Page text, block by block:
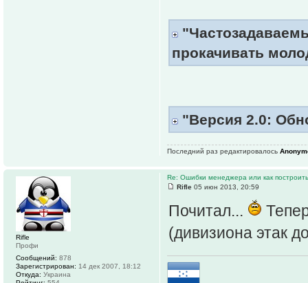
прокачивать
"Версия 2.0:
Последний раз редактировалось
Re: Ошибки менеджера или как построить
Rifle 05 июн 2013, 20:59
Почитал...
(дивизиона этак
Rifle
Профи
Сообщений: 878
Зарегистрирован: 14 дек 2007, 18:12
Откуда: Украина